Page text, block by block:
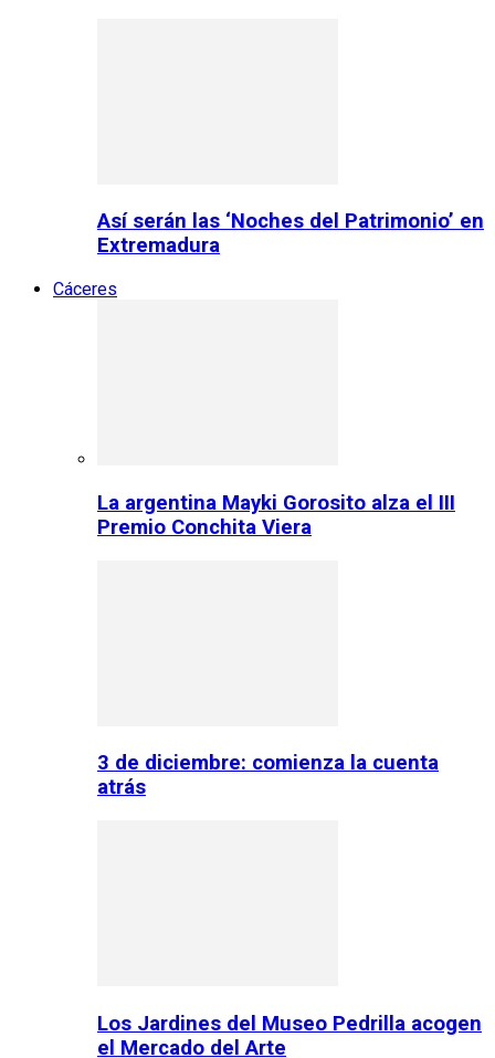
Así serán las ‘Noches del Patrimonio’ en
Extremadura
Cáceres
La argentina Mayki Gorosito alza el III
Premio Conchita Viera
3 de diciembre: comienza la cuenta
atrás
Los Jardines del Museo Pedrilla acogen
el Mercado del Arte